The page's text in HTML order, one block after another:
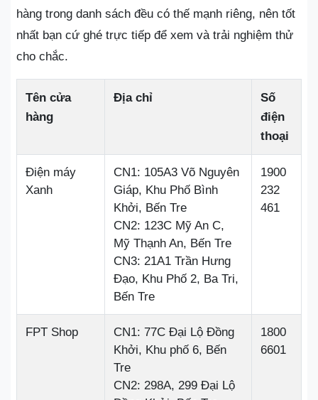
hàng trong danh sách đều có thế mạnh riêng, nên tốt
nhất bạn cứ ghé trực tiếp để xem và trải nghiệm thử
cho chắc.
Tên cửa
hàng
Địa chỉ
Số
điện
thoại
Điện máy
Xanh
CN1: 105A3 Võ Nguyên
Giáp, Khu Phố Bình
Khởi, Bến Tre
CN2: 123C Mỹ An C,
Mỹ Thạnh An, Bến Tre
CN3: 21A1 Trần Hưng
Đạo, Khu Phố 2, Ba Tri,
Bến Tre
1900
232
461
FPT Shop
CN1: 77C Đại Lộ Đồng
Khởi, Khu phố 6, Bến
Tre
CN2: 298A, 299 Đại Lộ
1800
6601